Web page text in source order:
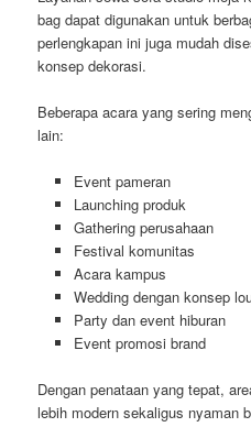
bag dapat digunakan untuk
perlengkapan ini juga mudah
konsep dekorasi.
Beberapa acara yang sering
lain:
Event pameran
Launching produk
Gathering perusahaan
Festival komunitas
Acara kampus
Wedding dengan konsep
Party dan event hiburan
Event promosi brand
Dengan penataan yang tepat,
lebih modern sekaligus nyaman